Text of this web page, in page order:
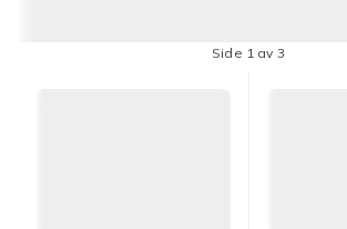
Side 1 av 3